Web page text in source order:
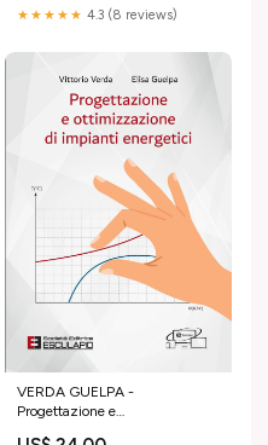
★★★★★ 4.3 (8 reviews)
VERDA GUELPA -
Progettazione e